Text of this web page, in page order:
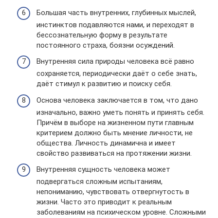
Большая часть внутренних, глубинных мыслей,
инстинктов подавляются нами, и переходят в
бессознательную форму в результате
постоянного страха, боязни осуждений.
Внутренняя сила природы человека всё равно
сохраняется, периодически даёт о себе знать,
даёт стимул к развитию и поиску себя.
Основа человека заключается в том, что дано
изначально, важно уметь понять и принять себя.
Причём в выборе на жизненном пути главным
критерием должно быть мнение личности, не
общества. Личность динамична и имеет
свойство развиваться на протяжении жизни.
Внутренняя сущность человека может
подвергаться сложным испытаниям,
непониманию, чувствовать отвергнутость в
жизни. Часто это приводит к реальным
заболеваниям на психическом уровне. Сложными